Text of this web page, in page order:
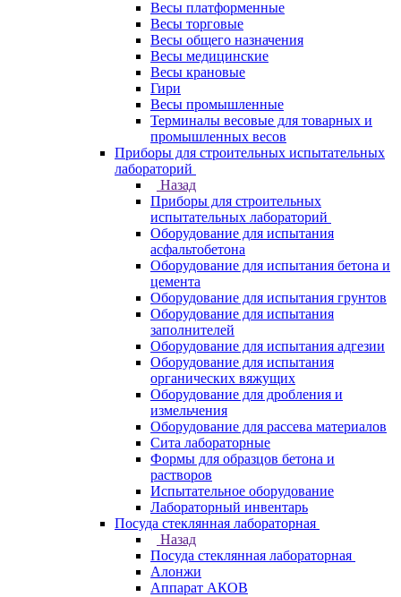
Весы платформенные
Весы торговые
Весы общего назначения
Весы медицинские
Весы крановые
Гири
Весы промышленные
Терминалы весовые для товарных и
промышленных весов
Приборы для строительных испытательных
лабораторий
Назад
Приборы для строительных
испытательных лабораторий
Оборудование для испытания
асфальтобетона
Оборудование для испытания бетона и
цемента
Оборудование для испытания грунтов
Оборудование для испытания
заполнителей
Оборудование для испытания адгезии
Оборудование для испытания
органических вяжущих
Оборудование для дробления и
измельчения
Оборудование для рассева материалов
Сита лабораторные
Формы для образцов бетона и
растворов
Испытательное оборудование
Лабораторный инвентарь
Посуда стеклянная лабораторная
Назад
Посуда стеклянная лабораторная
Алонжи
Аппарат АКОВ